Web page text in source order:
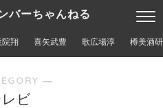
バーちゃんねる
院翔 喜矢武豊 歌広場淳 樽美酒
―
ビ